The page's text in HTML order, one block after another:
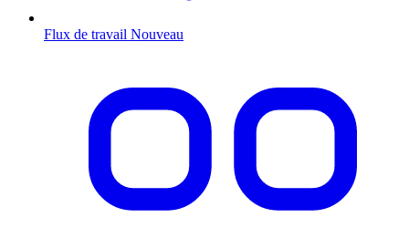
Flux de travail Nouveau